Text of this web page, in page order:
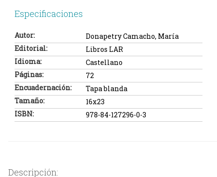
Especificaciones
Autor:
Donapetry Camacho, María
Editorial:
Libros LAR
Idioma:
Castellano
Páginas:
72
Encuadernación:
Tapa blanda
Tamaño:
16x23
ISBN:
978-84-127296-0-3
Descripción: